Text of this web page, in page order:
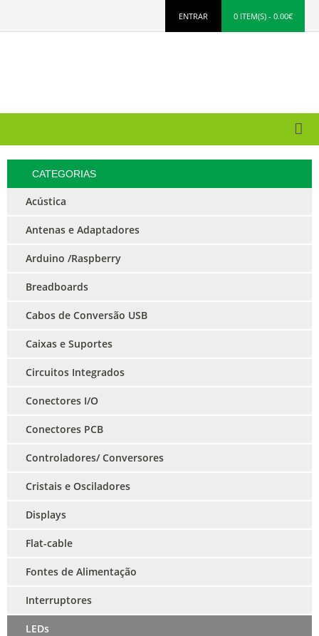
ENTRAR 0 ITEM(S) - 0.00€
CATEGORIAS
Acústica
Antenas e Adaptadores
Arduino /Raspberry
Breadboards
Cabos de Conversão USB
Caixas e Suportes
Circuitos Integrados
Conectores I/O
Conectores PCB
Controladores/ Conversores
Cristais e Osciladores
Displays
Flat-cable
Fontes de Alimentação
Interruptores
LEDs